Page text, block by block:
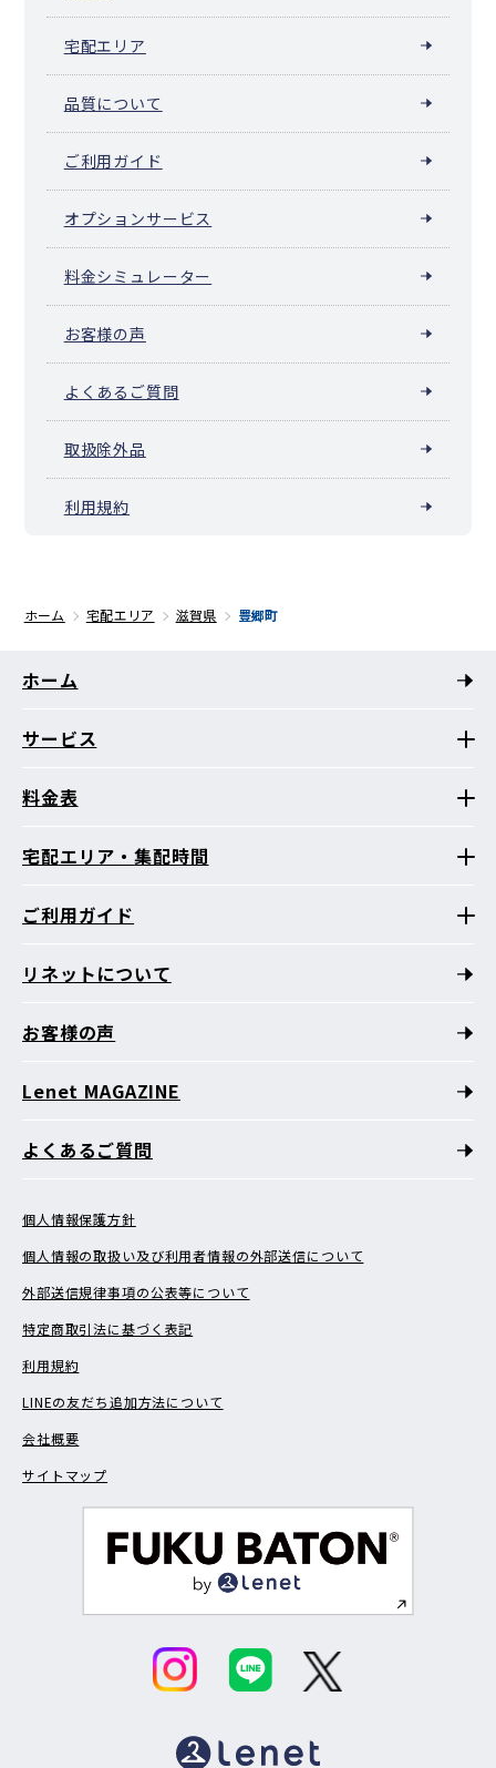
宅配エリア
品質について
ご利用ガイド
オプションサービス
料金シミュレーター
お客様の声
よくあるご質問
取扱除外品
利用規約
ホーム 宅配エリア 滋賀県 豊郷町
ホーム
サービス
料金表
宅配エリア・集配時間
ご利用ガイド
リネットについて
お客様の声
Lenet MAGAZINE
よくあるご質問
個人情報保護方針
個人情報の取扱い及び利用者情報の外部送信について
外部送信規律事項の公表等について
特定商取引法に基づく表記
利用規約
LINEの友だち追加方法について
会社概要
サイトマップ